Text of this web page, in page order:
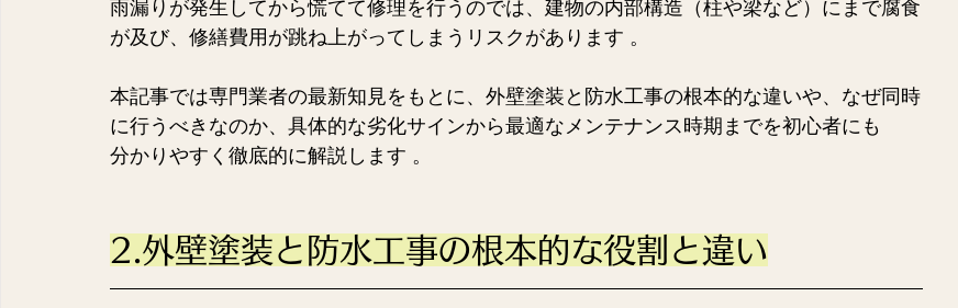
雨漏りが発生してから慌てて修理を行うのでは、建物の内部構造（柱や梁など）にまで腐食
が及び、修繕費用が跳ね上がってしまうリスクがあります 。
本記事では専門業者の最新知見をもとに、外壁塗装と防水工事の根本的な違いや、なぜ同時
に行うべきなのか、具体的な劣化サインから最適なメンテナンス時期までを初心者にも
分かりやすく徹底的に解説します 。
2.外壁塗装と防水工事の根本的な役割と違い